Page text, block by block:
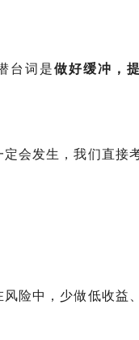
台词是做好缓冲，
会发生，我们直接
险中，少做低收益